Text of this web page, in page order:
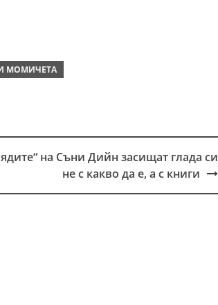
МОМИЧЕТА
на Съни Дийн засищат глада си
не с какво да е, а с книги